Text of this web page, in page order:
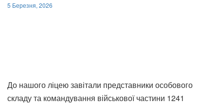
5 Березня, 2026
До нашого ліцею завітали представники особового
складу та командування військової частини 1241